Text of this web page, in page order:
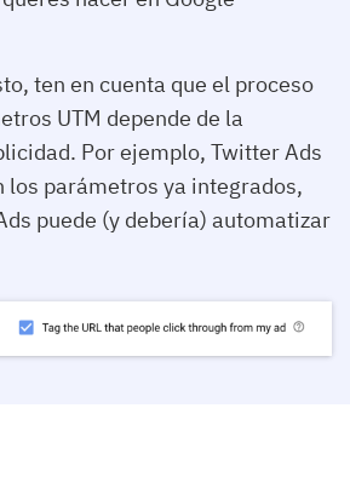
ten en cuenta que el proceso
UTM depende de la
Por ejemplo, Twitter Ads
los parámetros ya integrados,
puede (y debería) automatizar